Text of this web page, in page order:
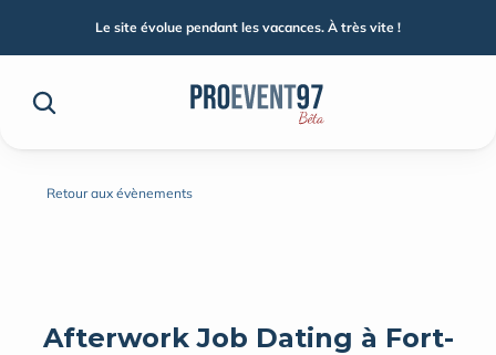
Retour aux évènements
Afterwork Job Dating à Fort-
Le site évolue pendant les vacances. À très vite !